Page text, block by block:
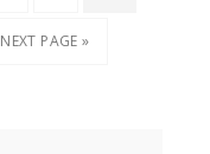
NEXT PAGE »